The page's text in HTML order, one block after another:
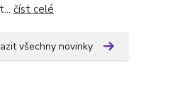
číst celé
všechny novinky